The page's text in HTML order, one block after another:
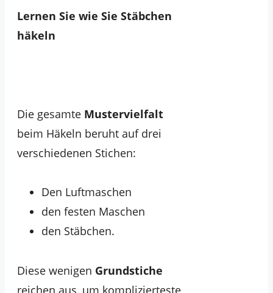
Lernen Sie wie Sie Stäbchen
häkeln
Die gesamte Mustervielfalt
beim Häkeln beruht auf drei
verschiedenen Stichen:
Den Luftmaschen
den festen Maschen
den Stäbchen.
Diese wenigen Grundstiche
reichen aus, um komplizierteste